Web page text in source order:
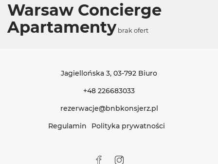
Warsaw Concierge
Apartamenty brak ofert
Jagiellońska 3, 03-792 Biuro
+48 226683033
rezerwacje@bnbkonsjerz.pl
Regulamin
Polityka prywatności